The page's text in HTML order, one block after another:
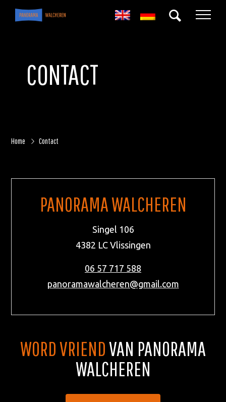
CONTACT
Home Contact
PANORAMA WALCHEREN
Singel 106
4382 LC Vlissingen
06 57 717 588
panoramawalcheren@gmail.com
WORD VRIENDVAN PANORAMA
WALCHEREN